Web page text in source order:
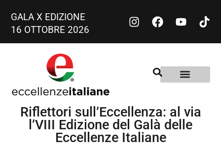
GALA X EDIZIONE
16 OTTOBRE 2026
Riflettori sull’Eccellenza: al via
l’VIII Edizione del Galà delle
Eccellenze Italiane